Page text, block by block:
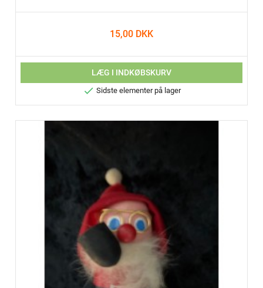
15,00 DKK
LÆG I INDKØBSKURV
 Sidste elementer på lager